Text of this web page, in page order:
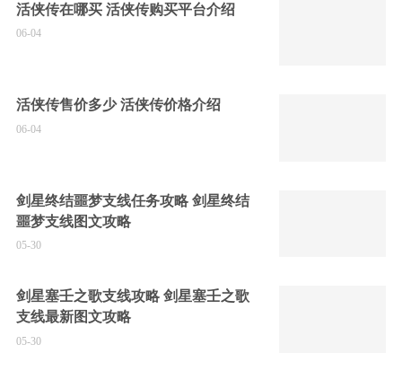
活侠传在哪买 活侠传购买平台介绍
06-04
活侠传售价多少 活侠传价格介绍
06-04
剑星终结噩梦支线任务攻略 剑星终结
噩梦支线图文攻略
05-30
剑星塞壬之歌支线攻略 剑星塞壬之歌
支线最新图文攻略
05-30